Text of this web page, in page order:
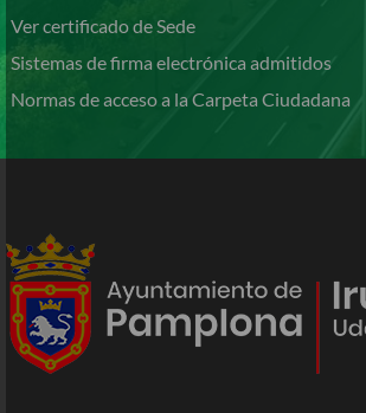
Ver certificado de Sede
Sistemas de firma electrónica admitidos
Normas de acceso a la Carpeta Ciudadana